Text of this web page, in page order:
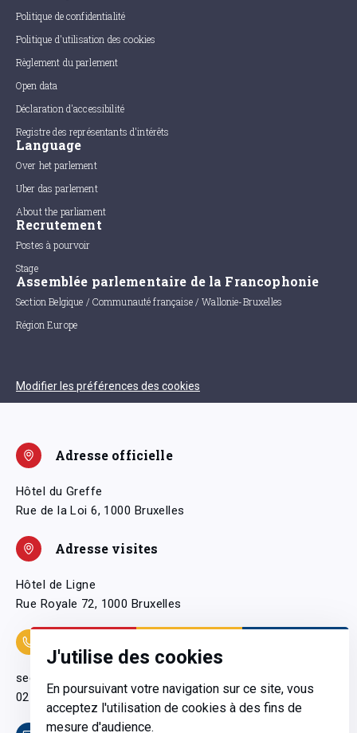
J'utilise des cookies
En poursuivant votre navigation sur ce site, vous
acceptez l'utilisation de cookies à des fins de
mesure d'audience.
Politique de confidentialité
Politique d'utilisation des cookies
Règlement du parlement
Open data
Déclaration d'accessibilité
Registre des représentants d'intérêts
Language
Over het parlement
Uber das parlement
About the parliament
Recrutement
Postes à pourvoir
Stage
Assemblée parlementaire de la Francophonie
Section Belgique / Communauté française / Wallonie-Bruxelles
Région Europe
Modifier les préférences des cookies
Adresse officielle
Hôtel du Greffe
Rue de la Loi 6, 1000 Bruxelles
Adresse visites
Hôtel de Ligne
Rue Royale 72, 1000 Bruxelles
secretariatgeneral@pfwb.be
02 506 38 11